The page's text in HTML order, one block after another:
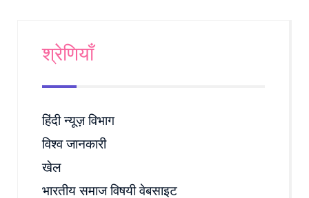
श्रेणियाँ
हिंदी न्यूज़ विभाग
विश्व जानकारी
खेल
भारतीय समाज विषयी वेबसाइट